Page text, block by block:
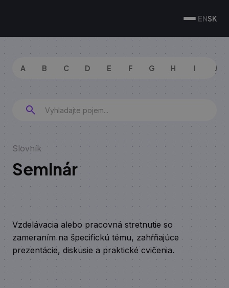
ENSK
A B C D E F G H I J
Slovník
Seminár
Vzdelávacia alebo pracovná stretnutie so
zameraním na špecifickú tému, zahŕňajúce
prezentácie, diskusie a praktické cvičenia.